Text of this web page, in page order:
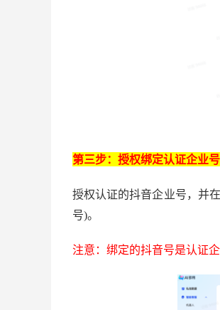
第三步：授权绑定认证企业号
授权认证的抖音企业号，并
号)。
注意：绑定的抖音号是认证